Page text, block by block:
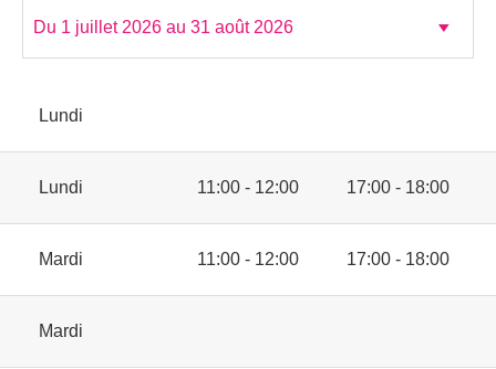
Lundi
Lundi 11:00 - 12:00 17:00 - 18:00
Mardi 11:00 - 12:00 17:00 - 18:00
Mardi